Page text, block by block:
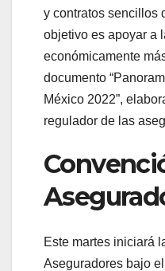
y contratos sencillos
objetivo es apoyar a
económicamente
documento
México 2022”,
regulador de las
Este martes iniciará
Aseguradores bajo